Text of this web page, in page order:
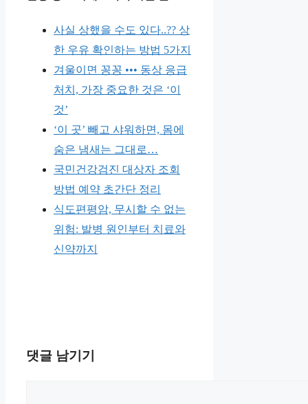
사실 상했을 수도 있다..?? 상
한 우유 확인하는 방법 5가지
겨울이면 꽁꽁 ••• 동상 응급
처치, 가장 중요한 것은 ‘이
것’
‘이 곳’ 빼고 샤워하면, 몸에
숨은 냄새는 그대로…
국민건강검진 대상자 조회
방법 예약 초간단 정리
식도편평암, 무시할 수 없는
위험: 발병 원인부터 치료와
신약까지
댓글 남기기